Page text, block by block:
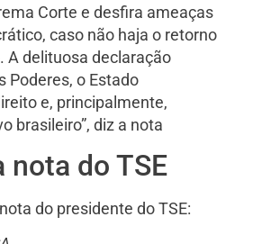
Corte e desfira ameaças
caso não haja o retorno
A delituosa declaração
Poderes, o Estado
e, principalmente,
brasileiro”, diz a nota
nota do TSE
do presidente do TSE: